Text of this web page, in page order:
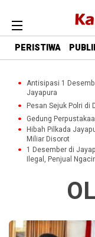
PERISTIWA
Antisipasi 1
Jayapura
Pesan Sejuk Polri di
Gedung
Hibah Pilkada
Miliar Disorot
1 Desember di
Ilegal, Penjual Ngacir